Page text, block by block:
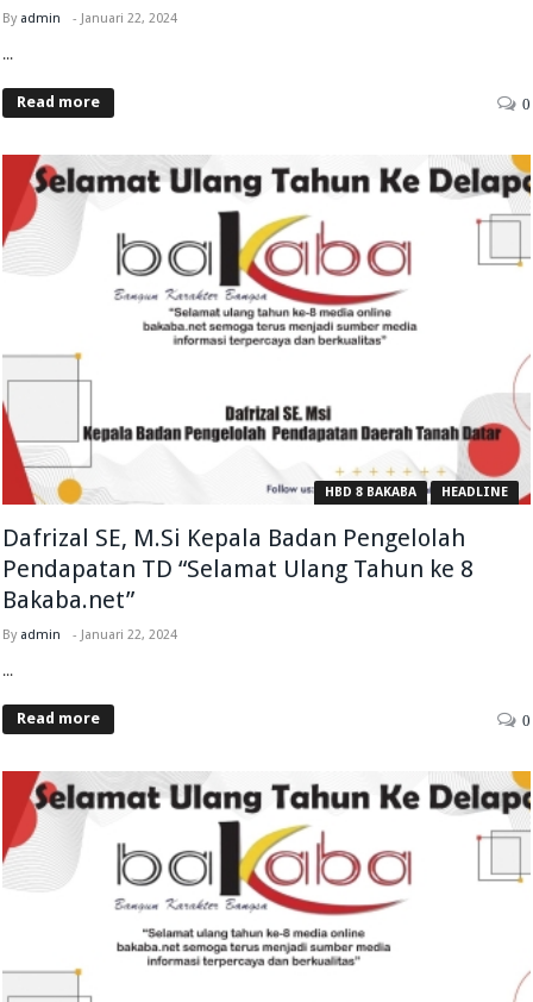
By admin - Januari 22, 2024
...
Read more 0
HBD 8 BAKABA HEADLINE
Dafrizal SE, M.Si Kepala Badan Pengelolah
Pendapatan TD “Selamat Ulang Tahun ke 8
Bakaba.net”
By admin - Januari 22, 2024
...
Read more 0